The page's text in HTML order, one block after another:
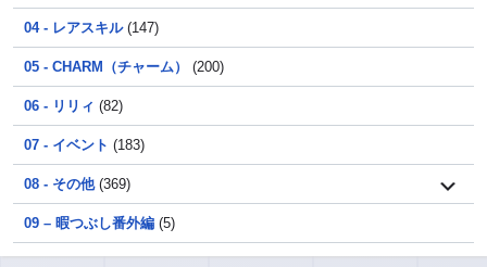
04 - レアスキル(147)
05 - CHARM（チャーム） (200)
06 - リリィ (82)
07 - イベント (183)
08 - その他(369)
09 – 暇つぶし番外編 (5)